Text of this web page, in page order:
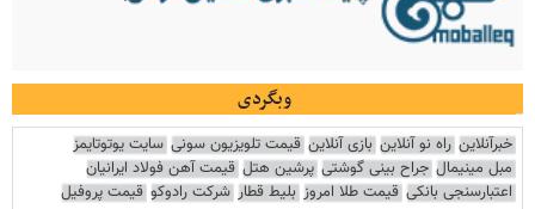
وبگردی
خبرآنلاین راه نو آنلاین بازی آنلاین قیمت تلویزیون سونی سایت یوتوتایمز
مبل مینیمال جراح بینی گوشتی پرشین هتل قیمت آهن فولاد ایرانیان
اعتبارسنجی بانکی قیمت طلا امروز بلیط قطار شرکت رادوکو قیمت پروفیل